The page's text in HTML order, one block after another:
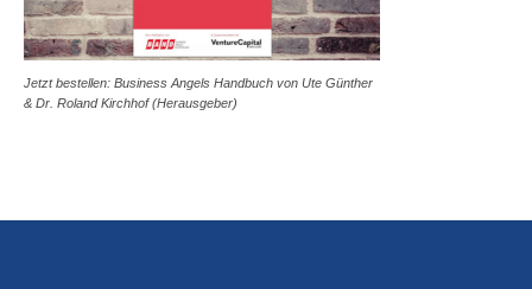
Jetzt bestellen: Business Angels Handbuch von Ute Günther
& Dr. Roland Kirchhof (Herausgeber)